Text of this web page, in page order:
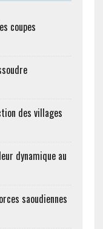
coupes
des villages
dynamique au
saoudiennes